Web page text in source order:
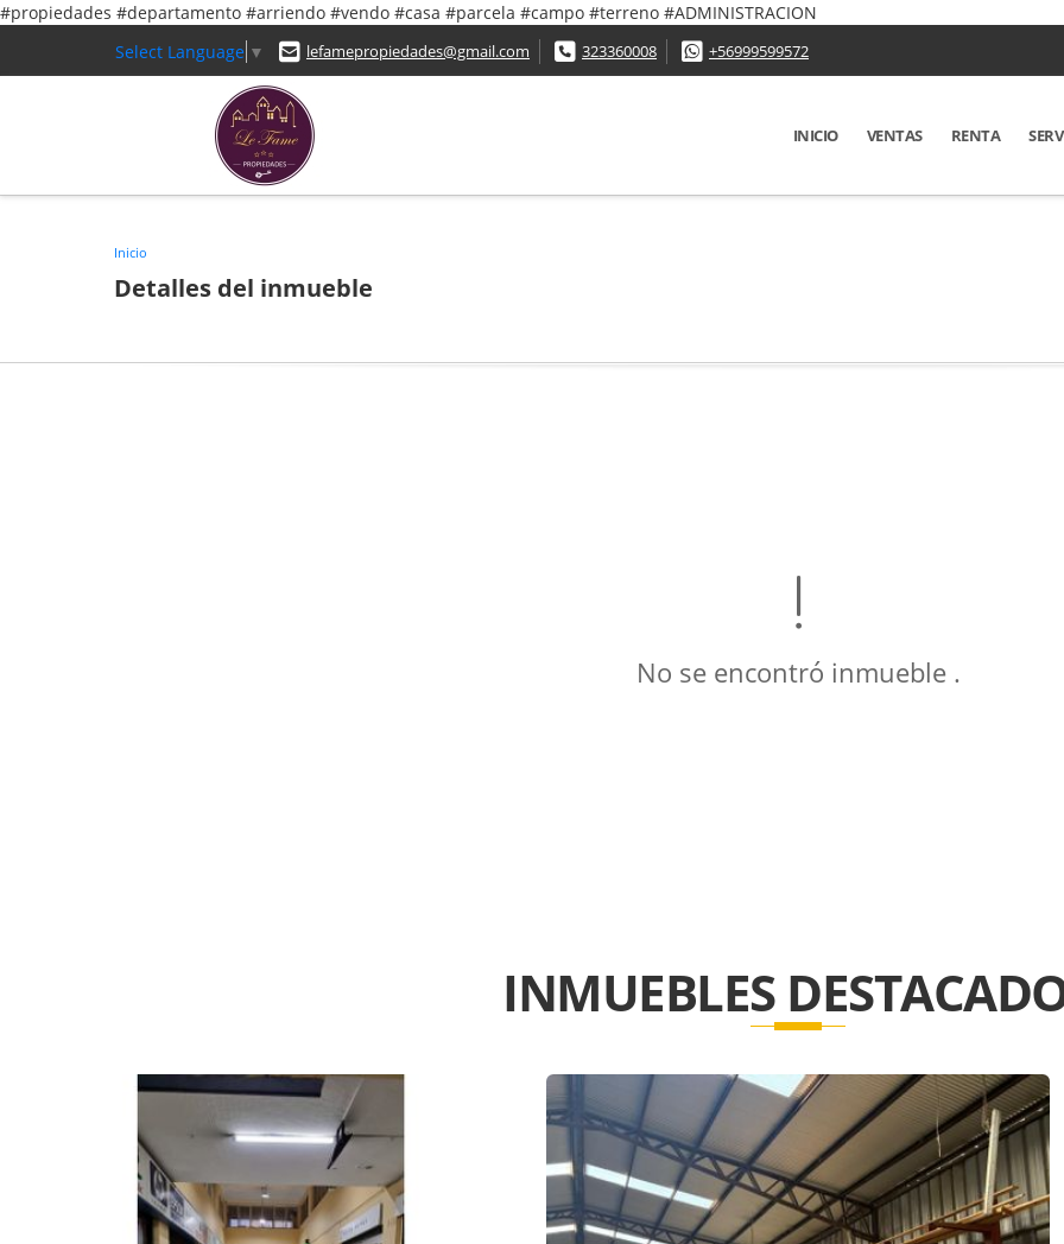
#propiedades #departamento #arriendo #vendo #casa #parcela #campo #terreno #ADMINISTRACION
Select Language ▼ lefamepropiedades@gmail.com 323360008 +56999599572
INICIO VENTAS RENTA
Inicio
Detalles del inmueble
No se encontró inmueble .
INMUEBLES